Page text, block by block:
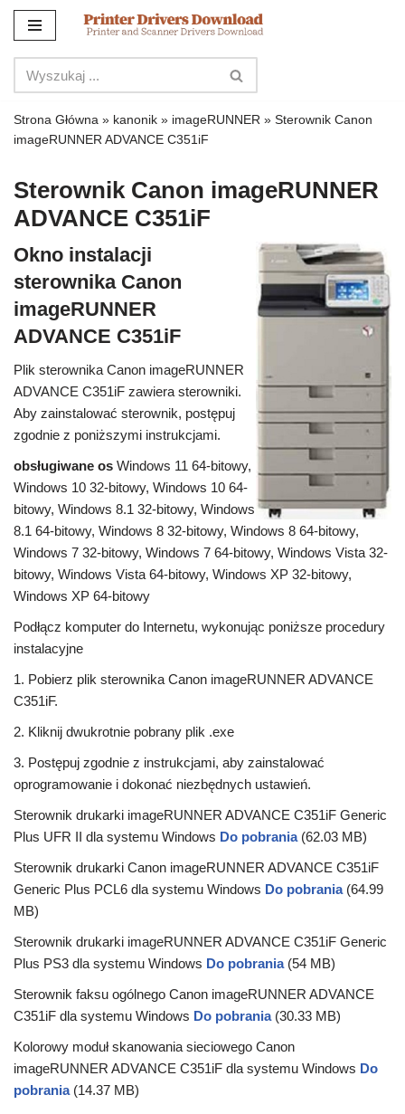
do
treści
Strona Główna » kanonik » imageRUNNER » Sterownik Canon
imageRUNNER ADVANCE C351iF
Sterownik Canon imageRUNNER
ADVANCE C351iF
Okno instalacji
sterownika Canon
imageRUNNER
ADVANCE C351iF
Plik sterownika Canon imageRUNNER
ADVANCE C351iF zawiera sterowniki.
Aby zainstalować sterownik, postępuj
zgodnie z poniższymi instrukcjami.
obsługiwane os Windows 11 64-bitowy,
Windows 10 32-bitowy, Windows 10 64-
bitowy, Windows 8.1 32-bitowy, Windows
8.1 64-bitowy, Windows 8 32-bitowy, Windows 8 64-bitowy,
Windows 7 32-bitowy, Windows 7 64-bitowy, Windows Vista 32-
bitowy, Windows Vista 64-bitowy, Windows XP 32-bitowy,
Windows XP 64-bitowy
Podłącz komputer do Internetu, wykonując poniższe procedury
instalacyjne
1. Pobierz plik sterownika Canon imageRUNNER ADVANCE
C351iF.
2. Kliknij dwukrotnie pobrany plik .exe
3. Postępuj zgodnie z instrukcjami, aby zainstalować
oprogramowanie i dokonać niezbędnych ustawień.
Sterownik drukarki imageRUNNER ADVANCE C351iF Generic
Plus UFR II dla systemu Windows Do pobrania (62.03 MB)
Sterownik drukarki Canon imageRUNNER ADVANCE C351iF
Generic Plus PCL6 dla systemu Windows Do pobrania (64.99
MB)
Sterownik drukarki imageRUNNER ADVANCE C351iF Generic
Plus PS3 dla systemu Windows Do pobrania (54 MB)
Sterownik faksu ogólnego Canon imageRUNNER ADVANCE
C351iF dla systemu Windows Do pobrania (30.33 MB)
Kolorowy moduł skanowania sieciowego Canon
imageRUNNER ADVANCE C351iF dla systemu Windows Do
pobrania (14.37 MB)